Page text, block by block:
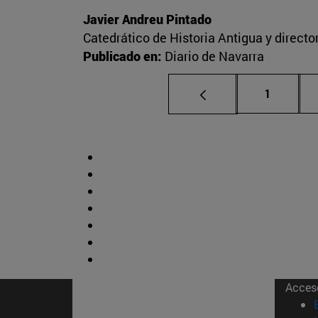
Javier Andreu Pintado
Catedrático de Historia Antigua y
Publicado en: Diario de Navarra
Página
1